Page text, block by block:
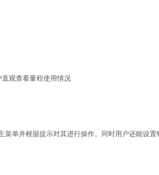
观查看量程使用情况
单并根据提示对其进行操作。同时用户还能设